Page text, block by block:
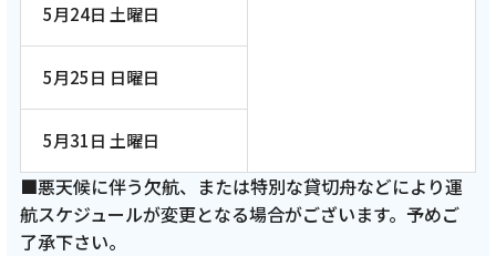
5月24日 土曜日
5月25日 日曜日
5月31日 土曜日
■悪天候に伴う欠航、または特別な貸切舟などにより運
航スケジュールが変更となる場合がございます。予めご
了承下さい。